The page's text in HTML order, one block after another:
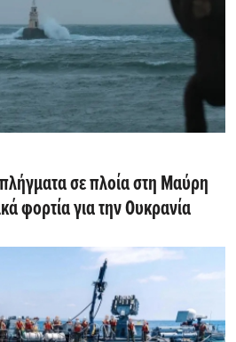
σε πλοία στη Μαύρη
φορτία για την Ουκρανία